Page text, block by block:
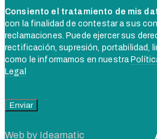
Consiento el tratamiento de mis
con la finalidad de contestar a sus
reclamaciones. Puede ejercer sus
rectificación, supresión, portabilidad,
como le informamos en nuestra
Legal
Web by Ideamatic